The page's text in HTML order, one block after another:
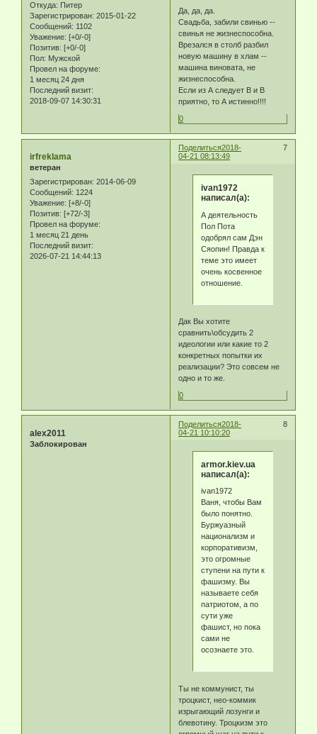
Откуда: Питер
Зарегистрирован: 2015-01-22
Сообщений: 1102
Уважение: [+0/-0]
Позитив: [+0/-0]
Пол: Мужской
Провел на форуме:
1 месяц 24 дня
Последний визит:
2018-09-07 14:30:31
Да, да, да.
Свадьба, забили свинью --
свинья не жизнеспособна.
Врезался в столб разбил
новую машину в хлам --
машина виновата, не
жизнеспособна.
Если из А следует В и В
приятно, то А истинно!!!!
0
Поделиться 7
2018-
04-21 08:13:49
irfreklama
ветеран
Зарегистрирован: 2014-06-09
Сообщений: 1224
Уважение: [+8/-0]
Позитив: [+72/-3]
Провел на форуме:
1 месяц 21 день
Последний визит:
2026-07-21 14:44:13
ivan1972
написал(а):
А деятельность
Пол Пота
одобрял сам Дэн
Сяопин! Правда к
теме это имеет
очень косвенное
отношение.
Дак Вы хотите
сравнить\обсудить 2
идеологии или какие то 2
конкретных попытки их
реализации? Это совсем не
одно и то же.
0
Поделиться 8
2018-
04-21 10:10:20
alex2011
Заблокирован
armor.kiev.ua
написал(а):
ivan1972
Ваня, чтобы Вам
было понятно.
Буржуазный
национализм и
корпоративизм,
это огромные
ступени на пути к
фашизму. Вы
называете себя
патриотом, а по
сути уже
фашист, но пока
сами не
осознаете это.
Ты не коммунист, ты
троцкист, нео-коммик
изрыгающий лозунги и
блевотину. Троцкизм это